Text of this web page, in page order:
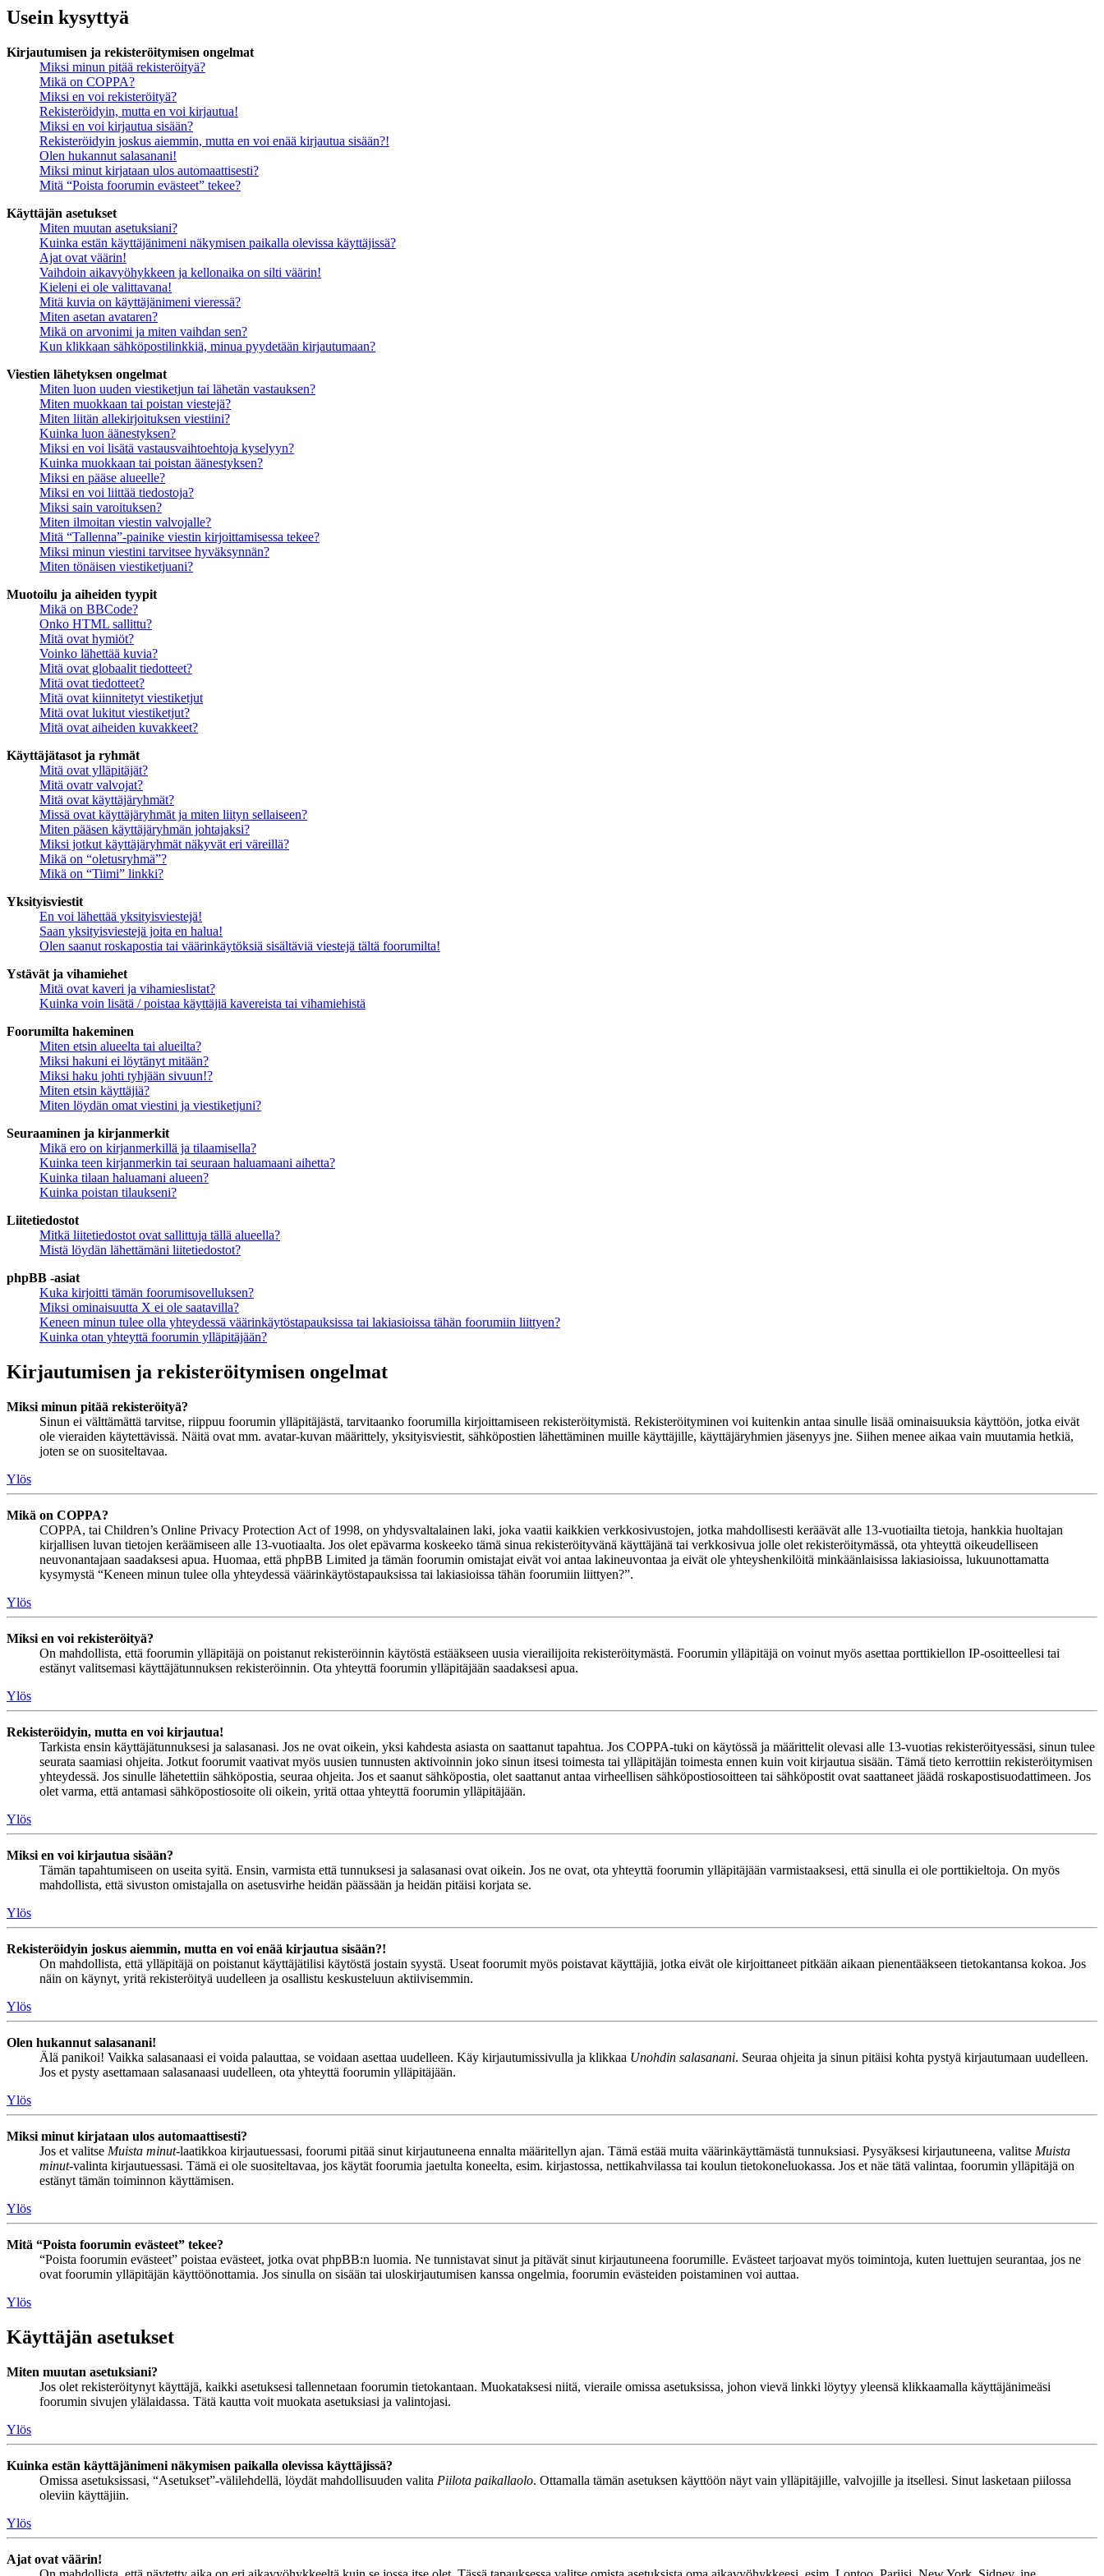
Usein kysyttyä
Kirjautumisen ja rekisteröitymisen ongelmat
Miksi minun pitää rekisteröityä?
Mikä on COPPA?
Miksi en voi rekisteröityä?
Rekisteröidyin, mutta en voi kirjautua!
Miksi en voi kirjautua sisään?
Rekisteröidyin joskus aiemmin, mutta en voi enää kirjautua sisään?!
Olen hukannut salasanani!
Miksi minut kirjataan ulos automaattisesti?
Mitä “Poista foorumin evästeet” tekee?
Käyttäjän asetukset
Miten muutan asetuksiani?
Kuinka estän käyttäjänimeni näkymisen paikalla olevissa käyttäjissä?
Ajat ovat väärin!
Vaihdoin aikavyöhykkeen ja kellonaika on silti väärin!
Kieleni ei ole valittavana!
Mitä kuvia on käyttäjänimeni vieressä?
Miten asetan avataren?
Mikä on arvonimi ja miten vaihdan sen?
Kun klikkaan sähköpostilinkkiä, minua pyydetään kirjautumaan?
Viestien lähetyksen ongelmat
Miten luon uuden viestiketjun tai lähetän vastauksen?
Miten muokkaan tai poistan viestejä?
Miten liitän allekirjoituksen viestiini?
Kuinka luon äänestyksen?
Miksi en voi lisätä vastausvaihtoehtoja kyselyyn?
Kuinka muokkaan tai poistan äänestyksen?
Miksi en pääse alueelle?
Miksi en voi liittää tiedostoja?
Miksi sain varoituksen?
Miten ilmoitan viestin valvojalle?
Mitä “Tallenna”-painike viestin kirjoittamisessa tekee?
Miksi minun viestini tarvitsee hyväksynnän?
Miten tönäisen viestiketjuani?
Muotoilu ja aiheiden tyypit
Mikä on BBCode?
Onko HTML sallittu?
Mitä ovat hymiöt?
Voinko lähettää kuvia?
Mitä ovat globaalit tiedotteet?
Mitä ovat tiedotteet?
Mitä ovat kiinnitetyt viestiketjut
Mitä ovat lukitut viestiketjut?
Mitä ovat aiheiden kuvakkeet?
Käyttäjätasot ja ryhmät
Mitä ovat ylläpitäjät?
Mitä ovatr valvojat?
Mitä ovat käyttäjäryhmät?
Missä ovat käyttäjäryhmät ja miten liityn sellaiseen?
Miten pääsen käyttäjäryhmän johtajaksi?
Miksi jotkut käyttäjäryhmät näkyvät eri väreillä?
Mikä on “oletusryhmä”?
Mikä on “Tiimi” linkki?
Yksityisviestit
En voi lähettää yksityisviestejä!
Saan yksityisviestejä joita en halua!
Olen saanut roskapostia tai väärinkäytöksiä sisältäviä viestejä tältä foorumilta!
Ystävät ja vihamiehet
Mitä ovat kaveri ja vihamieslistat?
Kuinka voin lisätä / poistaa käyttäjiä kavereista tai vihamiehistä
Foorumilta hakeminen
Miten etsin alueelta tai alueilta?
Miksi hakuni ei löytänyt mitään?
Miksi haku johti tyhjään sivuun!?
Miten etsin käyttäjiä?
Miten löydän omat viestini ja viestiketjuni?
Seuraaminen ja kirjanmerkit
Mikä ero on kirjanmerkillä ja tilaamisella?
Kuinka teen kirjanmerkin tai seuraan haluamaani aihetta?
Kuinka tilaan haluamani alueen?
Kuinka poistan tilaukseni?
Liitetiedostot
Mitkä liitetiedostot ovat sallittuja tällä alueella?
Mistä löydän lähettämäni liitetiedostot?
phpBB -asiat
Kuka kirjoitti tämän foorumisovelluksen?
Miksi ominaisuutta X ei ole saatavilla?
Keneen minun tulee olla yhteydessä väärinkäytöstapauksissa tai lakiasioissa tähän foorumiin liittyen?
Kuinka otan yhteyttä foorumin ylläpitäjään?
Kirjautumisen ja rekisteröitymisen ongelmat
Miksi minun pitää rekisteröityä?
Sinun ei välttämättä tarvitse, riippuu foorumin ylläpitäjästä, tarvitaanko foorumilla kirjoittamiseen rekisteröitymistä. Rekisteröityminen voi kuitenkin antaa sinulle lisää ominaisuuksia käyttöön, jotka eivät
ole vieraiden käytettävissä. Näitä ovat mm. avatar-kuvan määrittely, yksityisviestit, sähköpostien lähettäminen muille käyttäjille, käyttäjäryhmien jäsenyys jne. Siihen menee aikaa vain muutamia hetkiä,
joten se on suositeltavaa.
Ylös
Mikä on COPPA?
COPPA, tai Children’s Online Privacy Protection Act of 1998, on yhdysvaltalainen laki, joka vaatii kaikkien verkkosivustojen, jotka mahdollisesti keräävät alle 13-vuotiailta tietoja, hankkia huoltajan
kirjallisen luvan tietojen keräämiseen alle 13-vuotiaalta. Jos olet epävarma koskeeko tämä sinua rekisteröityvänä käyttäjänä tai verkkosivua jolle olet rekisteröitymässä, ota yhteyttä oikeudelliseen
neuvonantajaan saadaksesi apua. Huomaa, että phpBB Limited ja tämän foorumin omistajat eivät voi antaa lakineuvontaa ja eivät ole yhteyshenkilöitä minkäänlaisissa lakiasioissa, lukuunottamatta
kysymystä “Keneen minun tulee olla yhteydessä väärinkäytöstapauksissa tai lakiasioissa tähän foorumiin liittyen?”.
Ylös
Miksi en voi rekisteröityä?
On mahdollista, että foorumin ylläpitäjä on poistanut rekisteröinnin käytöstä estääkseen uusia vierailijoita rekisteröitymästä. Foorumin ylläpitäjä on voinut myös asettaa porttikiellon IP-osoitteellesi tai
estänyt valitsemasi käyttäjätunnuksen rekisteröinnin. Ota yhteyttä foorumin ylläpitäjään saadaksesi apua.
Ylös
Rekisteröidyin, mutta en voi kirjautua!
Tarkista ensin käyttäjätunnuksesi ja salasanasi. Jos ne ovat oikein, yksi kahdesta asiasta on saattanut tapahtua. Jos COPPA-tuki on käytössä ja määrittelit olevasi alle 13-vuotias rekisteröityessäsi, sinun tulee
seurata saamiasi ohjeita. Jotkut foorumit vaativat myös uusien tunnusten aktivoinnin joko sinun itsesi toimesta tai ylläpitäjän toimesta ennen kuin voit kirjautua sisään. Tämä tieto kerrottiin rekisteröitymisen
yhteydessä. Jos sinulle lähetettiin sähköpostia, seuraa ohjeita. Jos et saanut sähköpostia, olet saattanut antaa virheellisen sähköpostiosoitteen tai sähköpostit ovat saattaneet jäädä roskapostisuodattimeen. Jos
olet varma, että antamasi sähköpostiosoite oli oikein, yritä ottaa yhteyttä foorumin ylläpitäjään.
Ylös
Miksi en voi kirjautua sisään?
Tämän tapahtumiseen on useita syitä. Ensin, varmista että tunnuksesi ja salasanasi ovat oikein. Jos ne ovat, ota yhteyttä foorumin ylläpitäjään varmistaaksesi, että sinulla ei ole porttikieltoja. On myös
mahdollista, että sivuston omistajalla on asetusvirhe heidän päässään ja heidän pitäisi korjata se.
Ylös
Rekisteröidyin joskus aiemmin, mutta en voi enää kirjautua sisään?!
On mahdollista, että ylläpitäjä on poistanut käyttäjätilisi käytöstä jostain syystä. Useat foorumit myös poistavat käyttäjiä, jotka eivät ole kirjoittaneet pitkään aikaan pienentääkseen tietokantansa kokoa. Jos
näin on käynyt, yritä rekisteröityä uudelleen ja osallistu keskusteluun aktiivisemmin.
Ylös
Olen hukannut salasanani!
Älä panikoi! Vaikka salasanaasi ei voida palauttaa, se voidaan asettaa uudelleen. Käy kirjautumissivulla ja klikkaa Unohdin salasanani. Seuraa ohjeita ja sinun pitäisi kohta pystyä kirjautumaan uudelleen.
Jos et pysty asettamaan salasanaasi uudelleen, ota yhteyttä foorumin ylläpitäjään.
Ylös
Miksi minut kirjataan ulos automaattisesti?
Jos et valitse Muista minut-laatikkoa kirjautuessasi, foorumi pitää sinut kirjautuneena ennalta määritellyn ajan. Tämä estää muita väärinkäyttämästä tunnuksiasi. Pysyäksesi kirjautuneena, valitse Muista
minut-valinta kirjautuessasi. Tämä ei ole suositeltavaa, jos käytät foorumia jaetulta koneelta, esim. kirjastossa, nettikahvilassa tai koulun tietokoneluokassa. Jos et näe tätä valintaa, foorumin ylläpitäjä on
estänyt tämän toiminnon käyttämisen.
Ylös
Mitä “Poista foorumin evästeet” tekee?
“Poista foorumin evästeet” poistaa evästeet, jotka ovat phpBB:n luomia. Ne tunnistavat sinut ja pitävät sinut kirjautuneena foorumille. Evästeet tarjoavat myös toimintoja, kuten luettujen seurantaa, jos ne
ovat foorumin ylläpitäjän käyttöönottamia. Jos sinulla on sisään tai uloskirjautumisen kanssa ongelmia, foorumin evästeiden poistaminen voi auttaa.
Ylös
Käyttäjän asetukset
Miten muutan asetuksiani?
Jos olet rekisteröitynyt käyttäjä, kaikki asetuksesi tallennetaan foorumin tietokantaan. Muokataksesi niitä, vieraile omissa asetuksissa, johon vievä linkki löytyy yleensä klikkaamalla käyttäjänimeäsi
foorumin sivujen ylälaidassa. Tätä kautta voit muokata asetuksiasi ja valintojasi.
Ylös
Kuinka estän käyttäjänimeni näkymisen paikalla olevissa käyttäjissä?
Omissa asetuksissasi, “Asetukset”-välilehdellä, löydät mahdollisuuden valita Piilota paikallaolo. Ottamalla tämän asetuksen käyttöön näyt vain ylläpitäjille, valvojille ja itsellesi. Sinut lasketaan piilossa
oleviin käyttäjiin.
Ylös
Ajat ovat väärin!